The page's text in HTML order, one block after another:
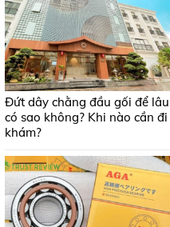
Đứt dây chằng đầu gối để lâu
có sao không? Khi nào cần đi
khám?